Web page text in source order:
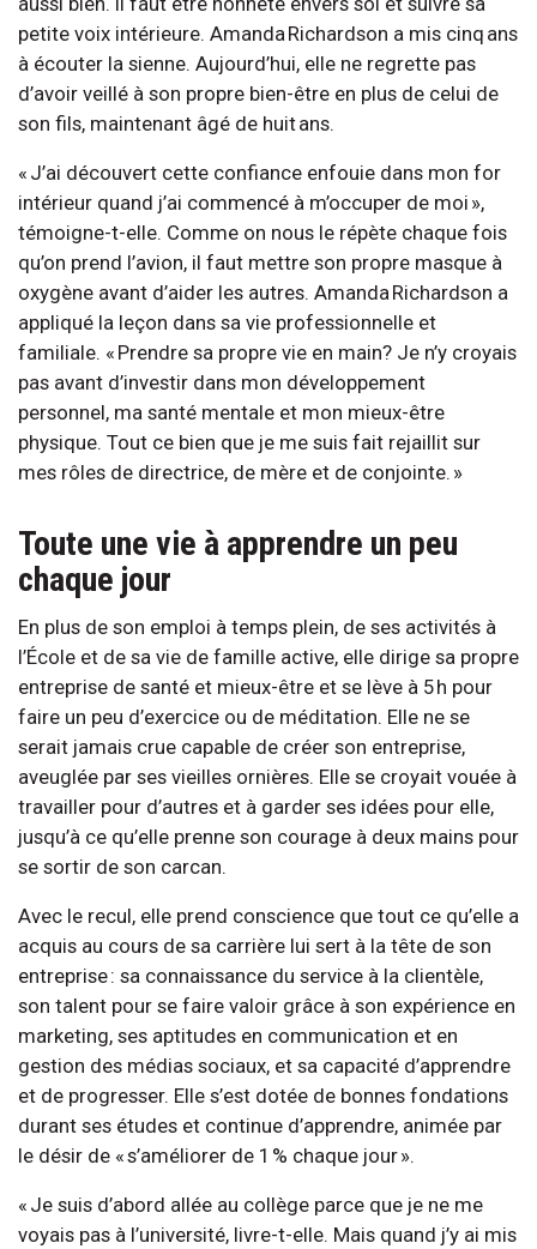
petite voix intérieure. Amanda Richardson a mis cinq ans
à écouter la sienne. Aujourd’hui, elle ne regrette pas
d’avoir veillé à son propre bien-être en plus de celui de
son fils, maintenant âgé de huit ans.
« J’ai découvert cette confiance enfouie dans mon for
intérieur quand j’ai commencé à m’occuper de moi »,
témoigne-t-elle. Comme on nous le répète chaque fois
qu’on prend l’avion, il faut mettre son propre masque à
oxygène avant d’aider les autres. Amanda Richardson a
appliqué la leçon dans sa vie professionnelle et
familiale. « Prendre sa propre vie en main? Je n’y croyais
pas avant d’investir dans mon développement
personnel, ma santé mentale et mon mieux-être
physique. Tout ce bien que je me suis fait rejaillit sur
mes rôles de directrice, de mère et de conjointe. »
Toute une vie à apprendre un peu
chaque jour
En plus de son emploi à temps plein, de ses activités à
l’École et de sa vie de famille active, elle dirige sa propre
entreprise de santé et mieux-être et se lève à 5 h pour
faire un peu d’exercice ou de méditation. Elle ne se
serait jamais crue capable de créer son entreprise,
aveuglée par ses vieilles ornières. Elle se croyait vouée à
travailler pour d’autres et à garder ses idées pour elle,
jusqu’à ce qu’elle prenne son courage à deux mains pour
se sortir de son carcan.
Avec le recul, elle prend conscience que tout ce qu’elle a
acquis au cours de sa carrière lui sert à la tête de son
entreprise : sa connaissance du service à la clientèle,
son talent pour se faire valoir grâce à son expérience en
marketing, ses aptitudes en communication et en
gestion des médias sociaux, et sa capacité d’apprendre
et de progresser. Elle s’est dotée de bonnes fondations
durant ses études et continue d’apprendre, animée par
le désir de « s’améliorer de 1 % chaque jour ».
« Je suis d’abord allée au collège parce que je ne me
voyais pas à l’université, livre-t-elle. Mais quand j’y ai mis